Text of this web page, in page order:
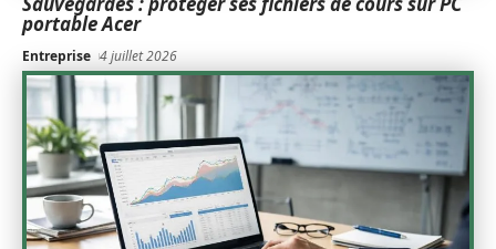
portable Acer
Entreprise 4 juillet 2026